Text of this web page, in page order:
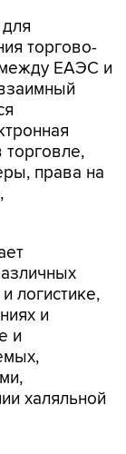
торгово-
между ЕАЭС и
торговле,
права на
логистике,
и
и
халяльной